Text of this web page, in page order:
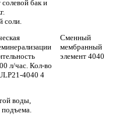
бак и
соли.
л/час. Кол-во
4040 4
Сменный
мембранный
элемент 4040
воды,